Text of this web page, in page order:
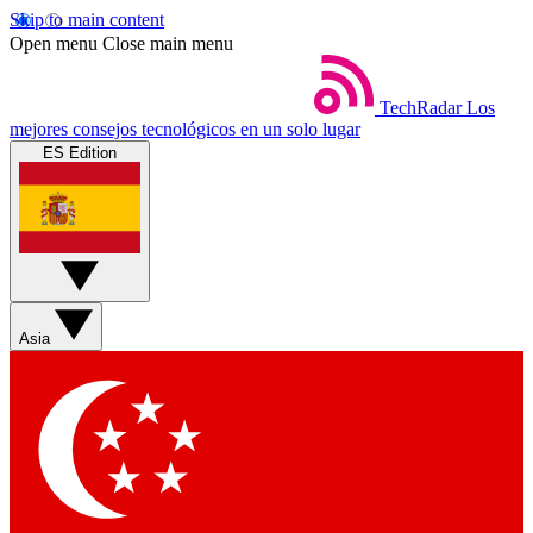
Skip to main content
Open menu Close main menu
TechRadar Los
mejores consejos tecnológicos en un solo lugar
ES Edition
Asia